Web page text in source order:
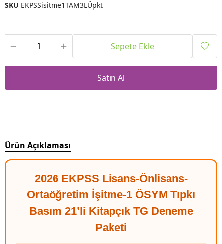
SKU EKPSSisitme1TAM3LÜpkt
Sepete Ekle
Satın Al
Ürün Açıklaması
2026 EKPSS Lisans-Önlisans-
Ortaöğretim İşitme-1 ÖSYM Tıpkı
Basım 21’li Kitapçık TG Deneme
Paketi